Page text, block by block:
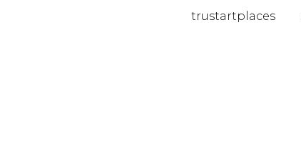
trustartplaces